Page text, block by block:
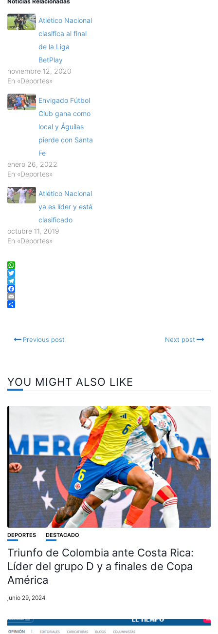
Atlético Nacional
clasifica al final
de la Liga
BetPlay
noviembre 12, 2020
En «Deportes»
Envigado Fútbol
Club gana como
local y Águilas
pierde con Santa
Fe
enero 26, 2022
En «Deportes»
Atlético Nacional
ya es líder y está
clasificado
octubre 11, 2019
En «Deportes»
WhatsApp
Twitter
Telegram
Facebook
Email
Previous post Next post
YOU MIGHT ALSO LIKE
DEPORTES DESTACADO
Triunfo de Colombia ante Costa Rica:
Líder del grupo D y a finales de Copa
América
junio 29, 2024